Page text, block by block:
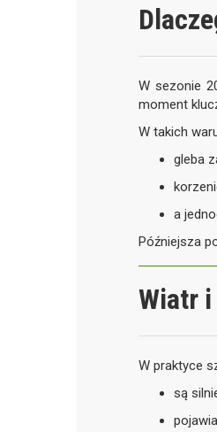
W sezonie
moment
W takich
gleba
a
Późniejsza
Wiatr
W praktyce
są